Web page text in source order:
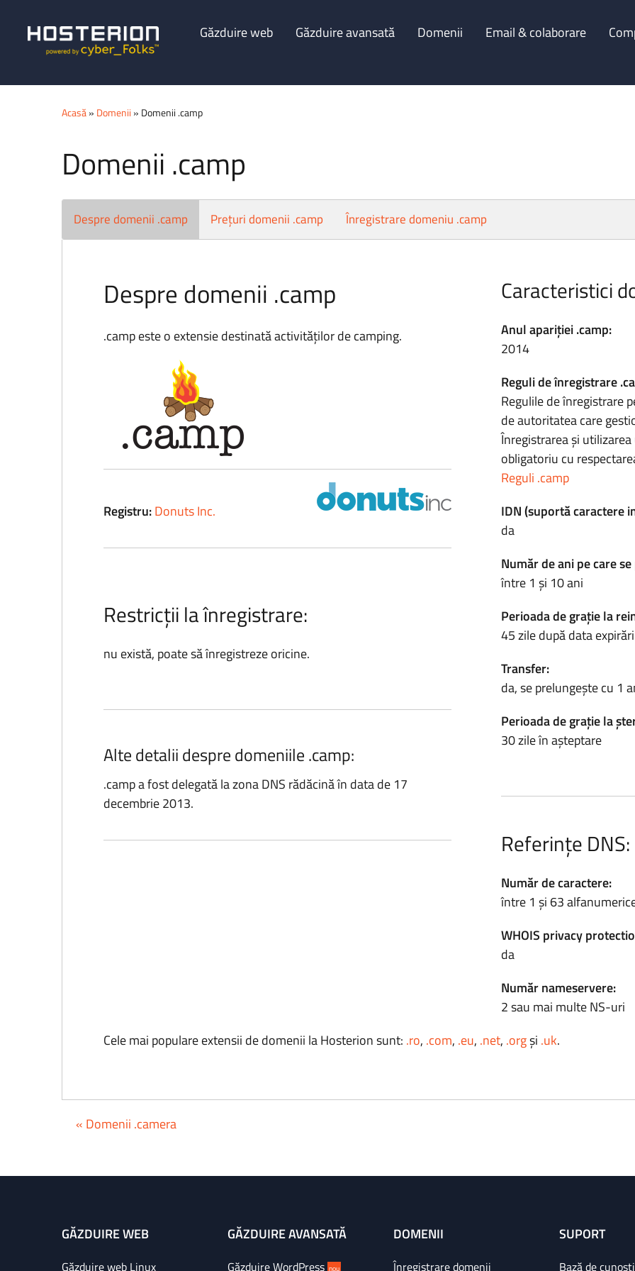
Găzduire web Găzduire avansată Domenii Email & colaborare
Acasă» Domenii » Domenii .camp
Domenii .camp
Despre domenii .camp Prețuri domenii .camp Înregistrare domeniu .camp
Despre domenii .camp
.camp este o extensie destinată activităților de camping.
Registru:Donuts Inc.
Restricții la înregistrare:
nu există, poate să înregistreze oricine.
Alte detalii despre domeniile .camp:
.camp a fost delegată la zona DNS rădăcină în data de 17
decembrie 2013.
Caracteristici
Anul apariției .camp:
2014
Reguli de înregistrare
Regulile de înregistrare
de autoritatea care
Înregistrarea și
obligatoriu cu
Reguli .camp
IDN (suportă caractere
da
Număr de ani pe care
între 1 și 10 ani
Perioada de grație la
45 zile după data
Transfer:
da, se prelungește cu 1
Perioada de grație la
30 zile în așteptare
Referințe DNS:
Număr de caractere:
între 1 și 63
WHOIS privacy
da
Număr nameservere:
2 sau mai multe NS-uri
Cele mai populare extensii de domenii la Hosterion sunt: .ro, .com, .eu, .net, .orgși .uk.
« Domenii .camera
GĂZDUIRE WEB
Găzduire web Linux
GĂZDUIRE AVANSATĂ
Găzduire WordPress nou
DOMENII
Înregistrare domenii
SUPORT
Bază de